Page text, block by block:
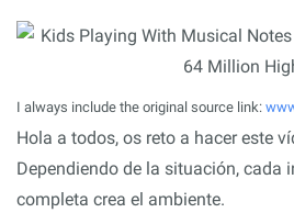
I always include the original source link:
Hola a todos, os reto a hacer este
Dependiendo de la situación, cada
completa crea el ambiente.